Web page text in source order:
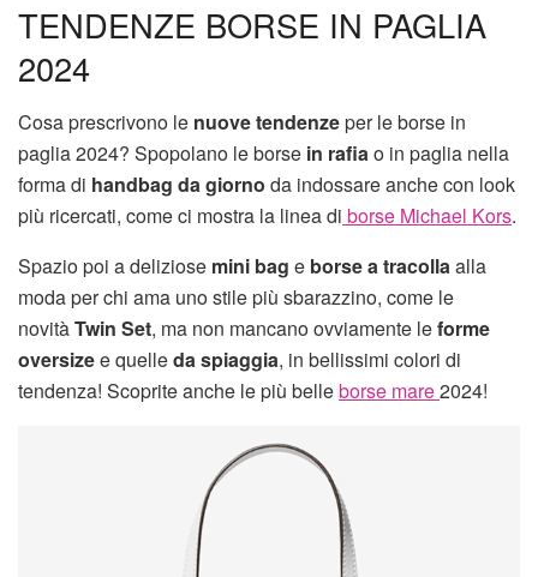
TENDENZE BORSE IN PAGLIA
2024
Cosa prescrivono le nuove tendenzeper le borse in
paglia 2024? Spopolano le borse in rafiao in paglia nella
forma di handbag da giorno da indossare anche con look
più ricercati, come ci mostra la linea di borse Michael Kors.
Spazio poi a deliziose mini bag e borse a tracollaalla
moda per chi ama uno stile più sbarazzino, come le
novitàTwin Set, ma non mancano ovviamente leforme
oversizee quelleda spiaggia, in bellissimi colori di
tendenza! Scoprite anche le più belleborse mare2024!